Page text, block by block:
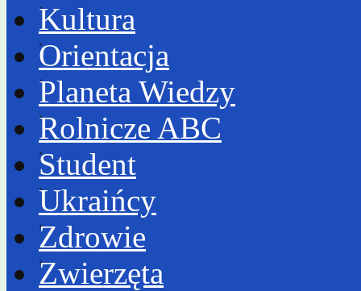
Kultura
Orientacja
Planeta Wiedzy
Rolnicze ABC
Student
Ukraińcy
Zdrowie
Zwierzęta